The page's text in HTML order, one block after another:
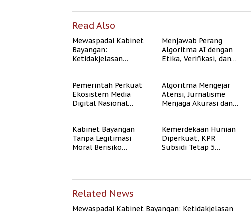
Read Also
Mewaspadai Kabinet
Bayangan:
Ketidakjelasan
Menjawab Perang
Algoritma AI dengan
Etika, Verifikasi, dan
Pemerintah Perkuat
Ekosistem Media
Digital Nasional
Algoritma Mengejar
Atensi, Jurnalisme
Menjaga Akurasi dan
Kabinet Bayangan
Tanpa Legitimasi
Moral Berisiko
Kemerdekaan Hunian
Diperkuat, KPR
Subsidi Tetap 5
Related News
Mewaspadai Kabinet Bayangan: Ketidakjelasan